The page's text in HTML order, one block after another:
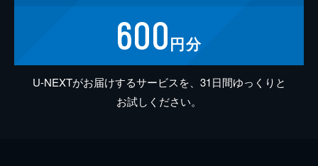
600円分
U-NEXTがお届けするサービスを、31日間ゆっくりと
お試しください。